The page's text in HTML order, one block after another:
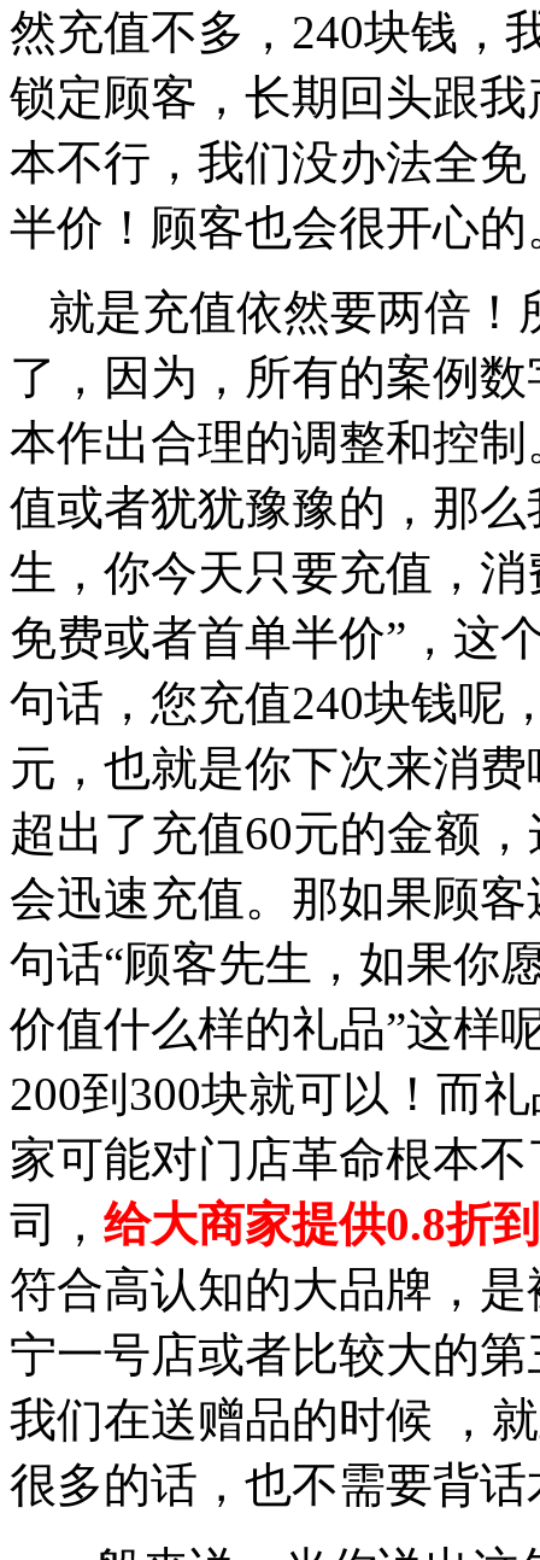
然充值不多，240块钱，
锁定顾客，长期回头跟
本不行，我们没办法全
半价！顾客也会很开心的
就是充值依然要两倍！
了，因为，所有的案例
本作出合理的调整和控
值或者犹犹豫豫的，那
生，你今天只要充值，
免费或者首单半价”，这
句话，您充值240块钱呢
元，也就是你下次来消
超出了充值60元的金额
会迅速充值。那如果顾
句话“顾客先生，如果你
价值什么样的礼品”这样
200到300块就可以！而
家可能对门店革命根本
司， 给大商家提供0.8折
符合高认知的大品牌，
宁一号店或者比较大的
我们在送赠品的时候 ，
很多的话，也不需要背